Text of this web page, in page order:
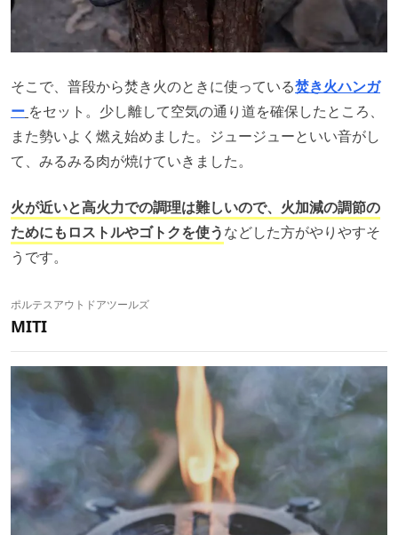
そこで、普段から焚き火のときに使っている焚き火ハンガ
ー をセット。少し離して空気の通り道を確保したところ、
また勢いよく燃え始めました。ジュージューといい音がし
て、みるみる肉が焼けていきました。
火が近いと高火力での調理は難しいので、火加減の調節の
ためにもロストルやゴトクを使うなどした方がやりやすそ
うです。
ポルテスアウトドアツールズ
MITI